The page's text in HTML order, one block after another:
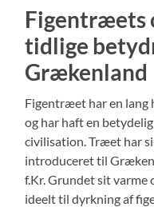
Figentræets
tidlige
Grækenland
Figentræet har en
og har haft en
civilisation. Træet har
introduceret til
f.Kr. Grundet sit
ideelt til dyrkning af